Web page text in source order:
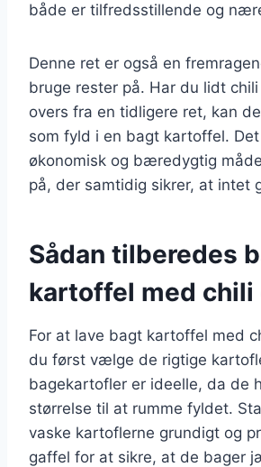
både er tilfredsstillende og
Denne ret er også en
bruge rester på. Har du lidt
overs fra en tidligere ret, kan
som fyld i en bagt kartoffel.
økonomisk og bæredygtig
på, der samtidig sikrer, at intet
Sådan tilberedes
kartoffel med chili
For at lave bagt kartoffel med
du først vælge de rigtige
bagekartofler er ideelle, da de
størrelse til at rumme fyldet.
vaske kartoflerne grundigt og
gaffel for at sikre, at de bager